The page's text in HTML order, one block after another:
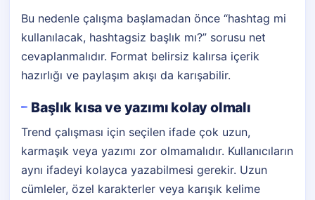
Bu nedenle çalışma başlamadan önce “hashtag mi
kullanılacak, hashtagsiz başlık mı?” sorusu net
cevaplanmalıdır. Format belirsiz kalırsa içerik
hazırlığı ve paylaşım akışı da karışabilir.
Başlık kısa ve yazımı kolay olmalı
Trend çalışması için seçilen ifade çok uzun,
karmaşık veya yazımı zor olmamalıdır. Kullanıcıların
aynı ifadeyi kolayca yazabilmesi gerekir. Uzun
cümleler, özel karakterler veya karışık kelime